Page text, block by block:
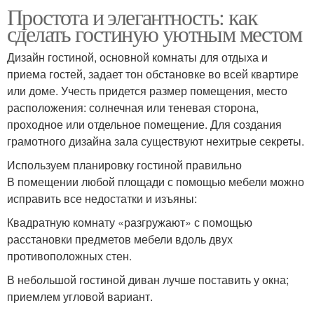
Простота и элегантность: как
сделать гостиную уютным местом
Дизайн гостиной, основной комнаты для отдыха и
приема гостей, задает тон обстановке во всей квартире
или доме. Учесть придется размер помещения, место
расположения: солнечная или теневая сторона,
проходное или отдельное помещение. Для создания
грамотного дизайна зала существуют нехитрые секреты.
Используем планировку гостиной правильно
В помещении любой площади с помощью мебели можно
исправить все недостатки и изъяны:
Квадратную комнату «разгружают» с помощью
расстановки предметов мебели вдоль двух
противоположных стен.
В небольшой гостиной диван лучше поставить у окна;
приемлем угловой вариант.